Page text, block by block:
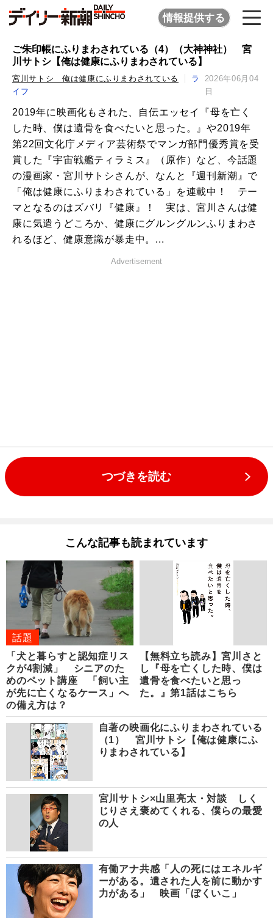
情報提供する
ご朱印帳にふりまわされている（4）（大神神社） 宮
川サトシ【俺は健康にふりまわされている】
宮川サトシ 俺は健康にふりまわされている
ラ
イフ
2026年06月04
日
2019年に映画化もされた、自伝エッセイ『母を亡く
した時、僕は遺骨を食べたいと思った。』や2019年
第22回文化庁メディア芸術祭でマンガ部門優秀賞を受
賞した『宇宙戦艦ティラミス』（原作）など、今話題
の漫画家・宮川サトシさんが、なんと『週刊新潮』で
「俺は健康にふりまわされている」を連載中！ テー
マとなるのはズバリ『健康』！ 実は、宮川さんは健
康に気遣うどころか、健康にグルングルンふりまわさ
れるほど、健康意識が暴走中。...
Advertisement
つづきを読む
こんな記事も読まれています
話題
「犬と暮らすと認知症リス
クが4割減」 シニアのた
めのペット講座 「飼い主
が先に亡くなるケース」へ
の備え方は？
【無料立ち読み】宮川さと
し『母を亡くした時、僕は
遺骨を食べたいと思っ
た。』第1話はこちら
自著の映画化にふりまわされている
（1） 宮川サトシ【俺は健康にふ
りまわされている】
宮川サトシ×山里亮太・対談 しく
じりさえ褒めてくれる、僕らの最愛
の人
有働アナ共感「人の死にはエネルギ
ーがある。遺された人を前に動かす
力がある」 映画「ぼくいこ」